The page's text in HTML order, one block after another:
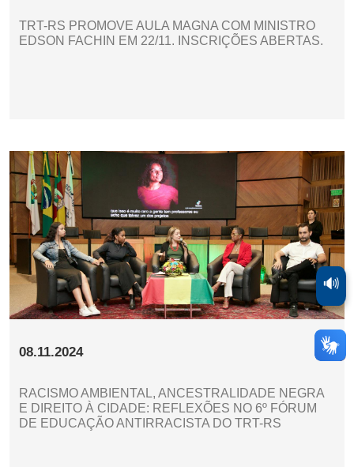
TRT-RS PROMOVE AULA MAGNA COM MINISTRO
EDSON FACHIN EM 22/11. INSCRIÇÕES ABERTAS.
08.11.2024
RACISMO AMBIENTAL, ANCESTRALIDADE NEGRA
E DIREITO À CIDADE: REFLEXÕES NO 6º FÓRUM
DE EDUCAÇÃO ANTIRRACISTA DO TRT-RS
🔊